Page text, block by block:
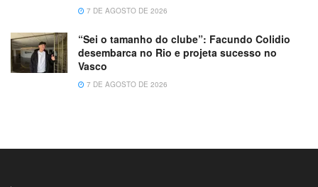
7 DE AGOSTO DE 2026
“Sei o tamanho do clube”: Facundo Colidio
desembarca no Rio e projeta sucesso no
Vasco
7 DE AGOSTO DE 2026